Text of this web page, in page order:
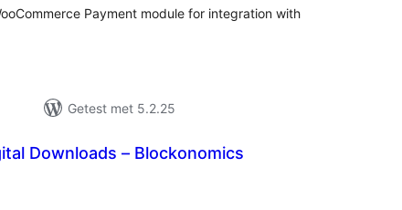
Payment module for integration with
Getest met 5.2.25
Downloads – Blockonomics